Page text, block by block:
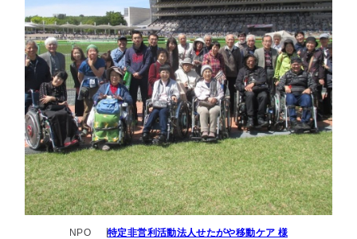
NPO 特定非営利活動法人せたがや移動ケア 様